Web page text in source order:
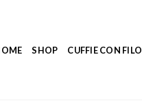
SHOP CUFFIE CON FILO